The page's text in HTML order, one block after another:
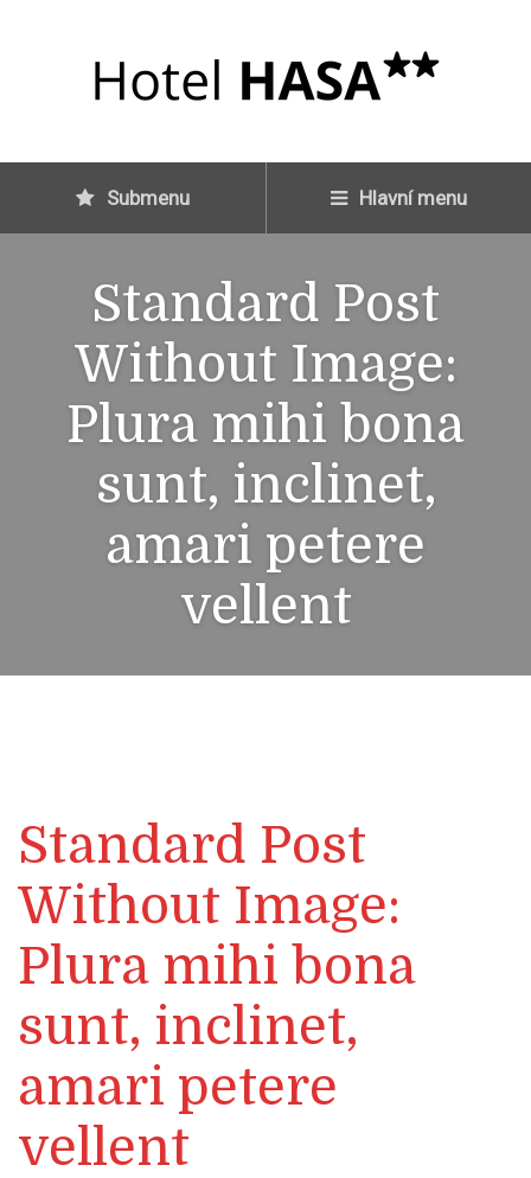
Submenu Hlavní menu
Standard Post
Without Image:
Plura mihi bona
sunt, inclinet,
amari petere
vellent
Standard Post
Without Image:
Plura mihi bona
sunt, inclinet,
amari petere
vellent